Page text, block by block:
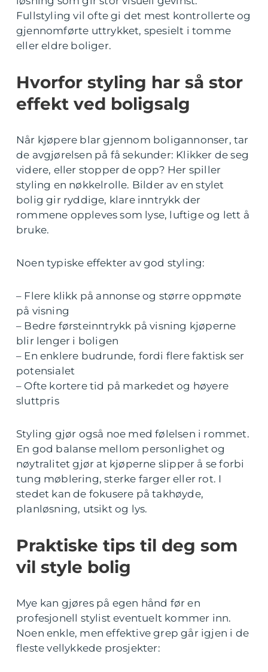
Fullstyling vil ofte gi det mest kontrollerte og
gjennomførte uttrykket, spesielt i tomme
eller eldre boliger.
Hvorfor styling har så stor
effekt ved boligsalg
Når kjøpere blar gjennom boligannonser, tar
de avgjørelsen på få sekunder: Klikker de seg
videre, eller stopper de opp? Her spiller
styling en nøkkelrolle. Bilder av en stylet
bolig gir ryddige, klare inntrykk der
rommene oppleves som lyse, luftige og lett å
bruke.
Noen typiske effekter av god styling:
– Flere klikk på annonse og større oppmøte
på visning
– Bedre førsteinntrykk på visning kjøperne
blir lenger i boligen
– En enklere budrunde, fordi flere faktisk ser
potensialet
– Ofte kortere tid på markedet og høyere
sluttpris
Styling gjør også noe med følelsen i rommet.
En god balanse mellom personlighet og
nøytralitet gjør at kjøperne slipper å se forbi
tung møblering, sterke farger eller rot. I
stedet kan de fokusere på takhøyde,
planløsning, utsikt og lys.
Praktiske tips til deg som
vil style bolig
Mye kan gjøres på egen hånd før en
profesjonell stylist eventuelt kommer inn.
Noen enkle, men effektive grep går igjen i de
fleste vellykkede prosjekter: